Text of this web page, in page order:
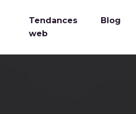
Tendances
web
Blog